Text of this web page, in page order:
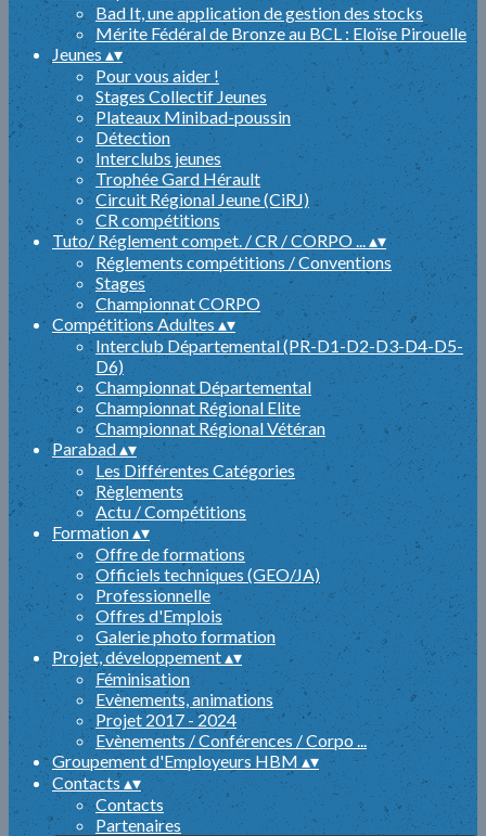
Bad It, une application de gestion des stocks
Mérite Fédéral de Bronze au BCL : Eloïse Pirouelle
Jeunes▴▾
Pour vous aider !
Stages Collectif Jeunes
Plateaux Minibad-poussin
Détection
Interclubs jeunes
Trophée Gard Hérault
Circuit Régional Jeune (CiRJ)
CR compétitions
Tuto/ Réglement compet. / CR / CORPO ...▴▾
Réglements compétitions / Conventions
Stages
Championnat CORPO
Compétitions Adultes ▴▾
Interclub Départemental (PR-D1-D2-D3-D4-D5-
D6)
Championnat Départemental
Championnat Régional Elite
Championnat Régional Vétéran
Parabad▴▾
Les Différentes Catégories
Règlements
Actu / Compétitions
Formation▴▾
Offre de formations
Officiels techniques (GEO/JA)
Professionnelle
Offres d'Emplois
Galerie photo formation
Projet, développement▴▾
Féminisation
Evènements, animations
Projet 2017 - 2024
Evènements / Conférences / Corpo ...
Groupement d'Employeurs HBM▴▾
Contacts▴▾
Contacts
Partenaires